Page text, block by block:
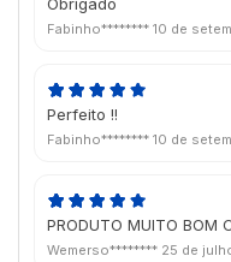
Fabinho******** 10 de
Perfeito !!
Fabinho******** 10 de
PRODUTO MUITO BOM
Wemerso******** 25 de